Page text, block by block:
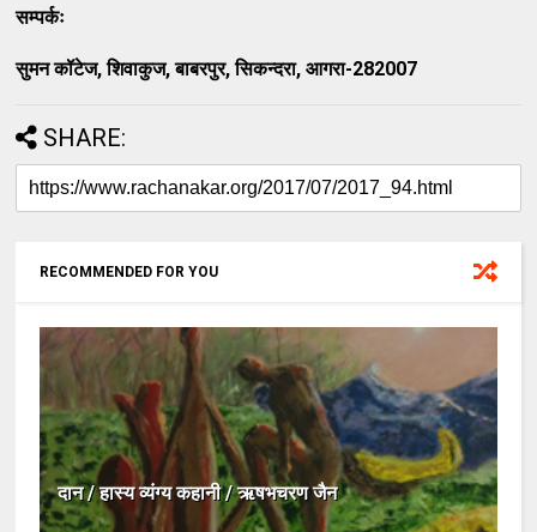
सम्पर्कः
सुमन कॉटेज, शिवाकुज, बाबरपुर, सिकन्दरा, आगरा-282007
SHARE:
RECOMMENDED FOR YOU
दान / हास्य व्यंग्य कहानी / ऋषभचरण जैन